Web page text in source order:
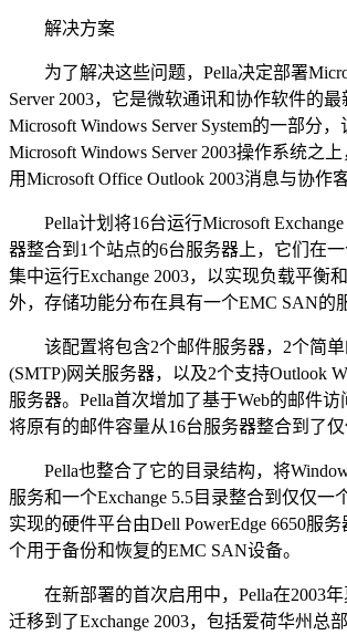
解决方案
为了解决这些问题，Pella决定部署
Server 2003，它是微软通讯和协作软件的
Microsoft Windows Server System的一部分
Microsoft Windows Server 2003操作系统之
用Microsoft Office Outlook 2003消息与协作
Pella计划将16台运行Microsoft Exchange
器整合到1个站点的6台服务器上，它们在一
集中运行Exchange 2003，以实现负载平衡
外，存储功能分布在具有一个EMC SAN的
该配置将包含2个邮件服务器，2个简单
(SMTP)网关服务器，以及2个支持Outlook
服务器。Pella首次增加了基于Web的邮件
将原有的邮件容量从16台服务器整合到了仅
Pella也整合了它的目录结构，将
服务和一个Exchange 5.5目录整合到仅仅一
实现的硬件平台由Dell PowerEdge 6650服
个用于备份和恢复的EMC SAN设备。
在新部署的首次启用中，Pella在2003年
迁移到了Exchange 2003，包括爱荷华州总